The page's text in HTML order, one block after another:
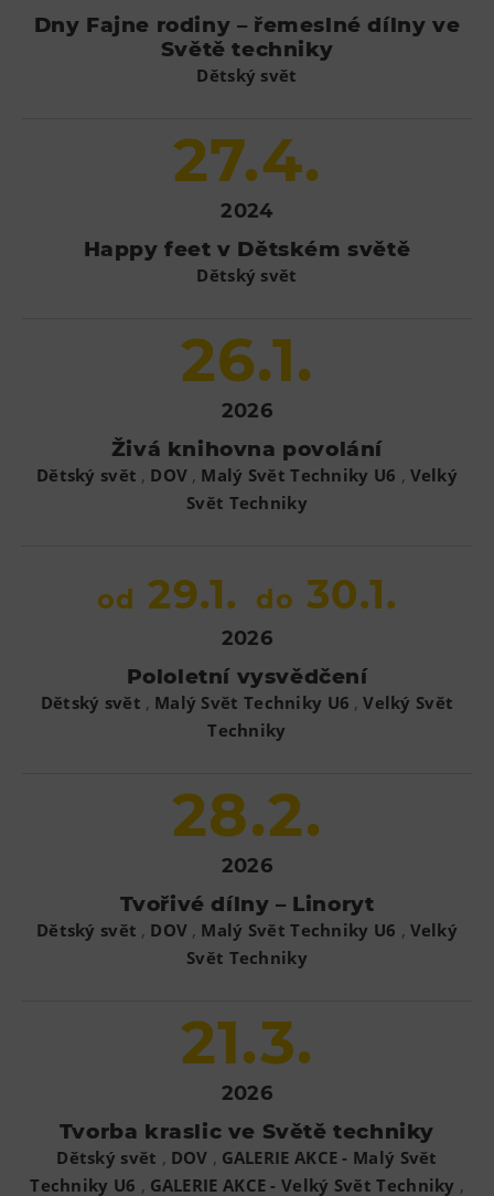
Dolní Vítkovice
Hornické muzeum
Kavárna Velký Svět techniky
PECKA DOV
Restaurace VP ART
CØKAFE Dolní Vítkovice
Ubytování
Letní tábory
Tematické dárkové poukazy
Kroužky pro děti
Dny Fajne rodiny – řemeslné dílny ve
Světě techniky
Dětský svět
27.4.
2024
Happy feet v Dětském světě
Dětský svět
26.1.
2026
Živá knihovna povolání
Dětský svět , DOV , Malý Svět Techniky U6 , Velký
Svět Techniky
od 29.1. do 30.1.
2026
Pololetní vysvědčení
Dětský svět , Malý Svět Techniky U6 ,Velký Svět
Techniky
28.2.
2026
Tvořivé dílny – Linoryt
Dětský svět , DOV , Malý Svět Techniky U6 , Velký
Svět Techniky
21.3.
2026
Tvorba kraslic ve Světě techniky
Dětský svět , DOV , GALERIE AKCE - Malý Svět
Techniky U6 , GALERIE AKCE - Velký Svět Techniky ,